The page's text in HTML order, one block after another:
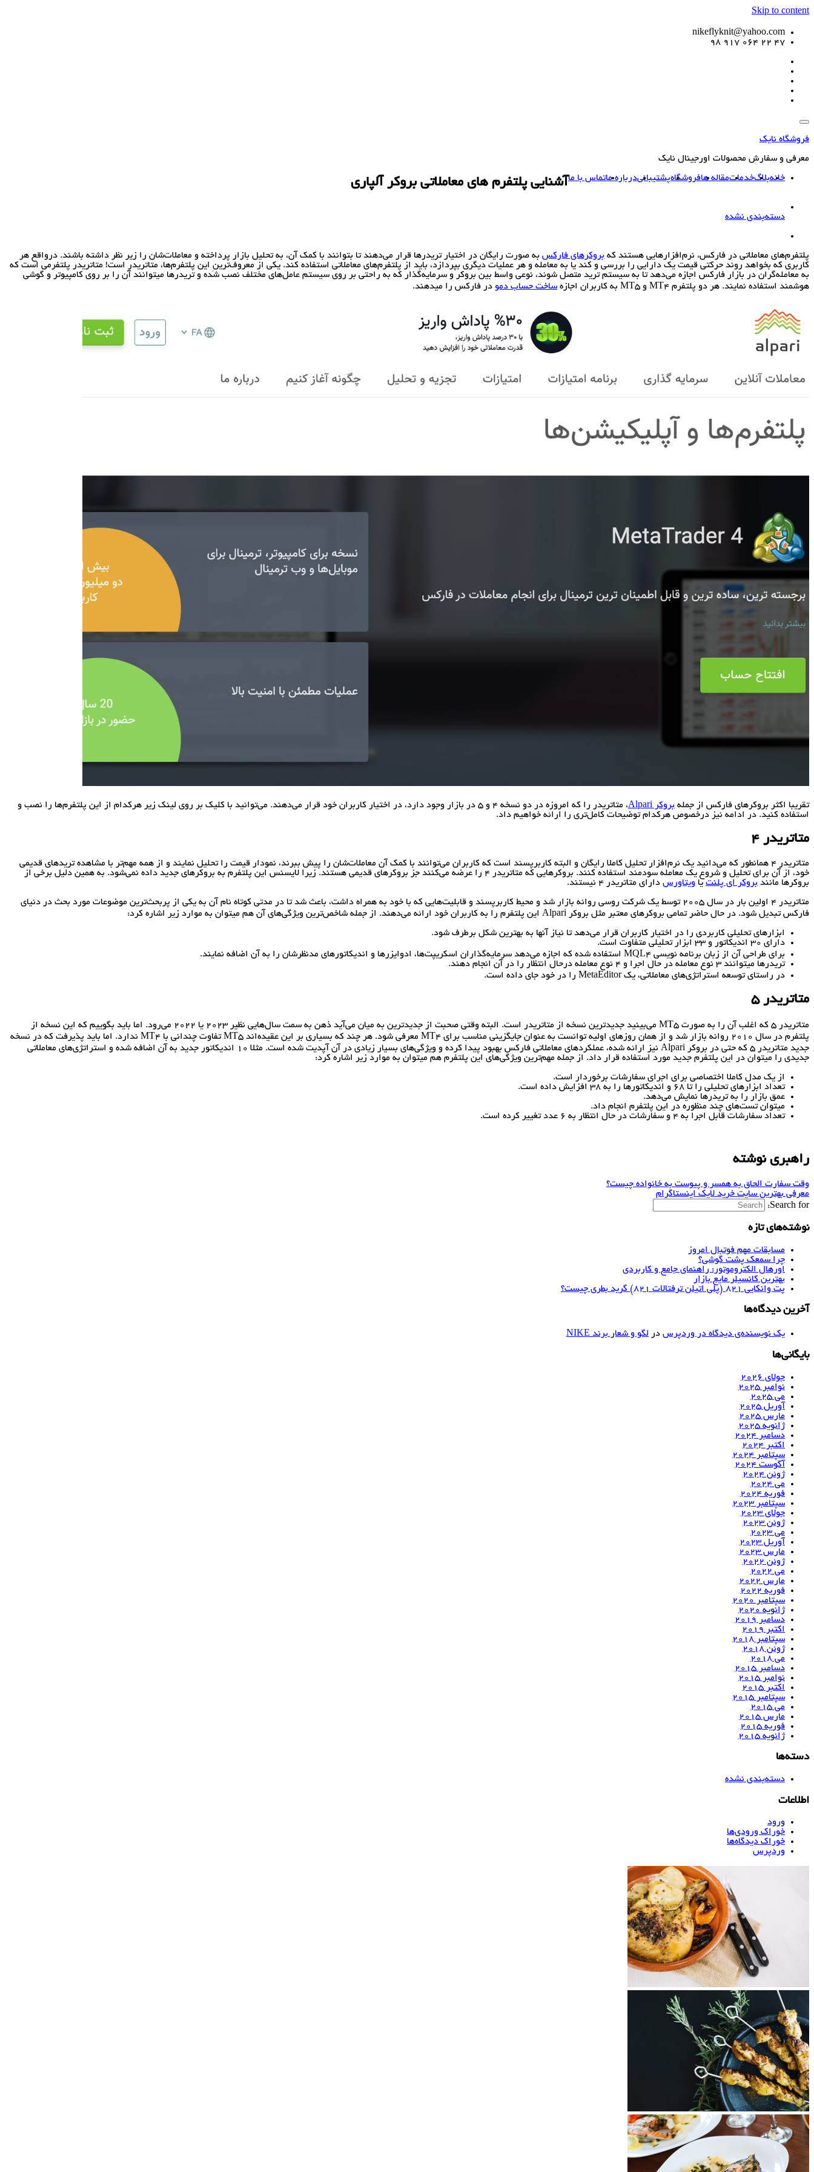
Skip to content
nikeflyknit@yahoo.com
47 22 064 917 98
فروشگاه نایک
معرفی و سفارش محصولات اورجینال نایک
خانهبلاگخدماتمقاله هافروشگاهپشتیبانیدرباره ماتماس با ماآشنایی پلتفرم های معاملاتی بروکر آلپاری
دسته‌بندی نشده
پلتفرم‌های معاملاتی در فارکس، نرم‌افزارهایی هستند که بروکرهای فارکس به صورت رایگان در اختیار تریدرها قرار می‌دهند تا بتوانند با کمک آن، به تحلیل بازار پرداخته و معاملات‌شان را زیر نظر داشته باشند. درواقع هر
کاربری که بخواهد روند حرکتی قیمت یک دارایی را بررسی و کند یا به معامله و هر عملیات دیگری بپردازد، باید از پلتفرم‌های معاملاتی استفاده کند. یکی از معروف‌ترینِ این پلتفرم‌ها، متاتریدر است! متاتریدر پلتفرمی است که
به معامله‌گران در بازار فارکس اجازه می‌دهد تا به سیستم ترید متصل شوند، نوعی واسط بین بروکر و سرمایه‌گذار که به راحتی بر روی سیستم عامل‌های مختلف نصب شده و تریدرها میتوانند آن را بر روی کامپیوتر و گوشی
هوشمند استفاده نمایند. هر دو پلتفرم MT4 و MT5 به کاربران اجازه
ساخت حساب دمو در فارکس را میدهند.
تقریبا اکثر بروکرهای فارکس از جمله بروکر Alpari
، متاتریدر را که امروزه در دو نسخه 4 و 5 در بازار وجود دارد، در اختیار کاربران خود قرار می‌دهند. می‌توانید با کلیک بر روی لینک زیر هرکدام از این پلتفرم‌ها را نصب و
استفاده کنید. در ادامه نیز درخصوص هرکدام توضیحات کامل‌تری را ارائه خواهیم داد.
متاتریدر ۴
متاتریدر 4 همانطور که می‌دانید یک نرم‌افزار تحلیل کاملا رایگان و البته کاربرپسند است که کاربران می‌توانند با کمک آن معاملات‌شان را پیش ببرند، نمودار قیمت را تحلیل نمایند و از همه مهم‌تر با مشاهده تریدهای قدیمی
خود، از آن برای تحلیل و شروع یک معامله سودمند استفاده کنند. بروکرهایی که متاتریدر ۴ را عرضه می‌کنند جز بروکرهای قدیمی هستند. زیرا لایسنس این پلتفرم به بروکرهای جدید داده نمی‌شود. به همین دلیل برخی از
بروکرها مانند بروکر ای پلنت یا ویتاورس دارای متاتریدر ۴ نیستند.
متاتریدر 4 اولین بار در سال 2005 توسط یک شرکت روسی روانه بازار شد و محیط کاربرپسند و قابلیت‌هایی که با خود به همراه داشت، باعث شد تا در مدتی کوتاه نام آن به یکی از پربحث‌ترین موضوعات مورد بحث در دنیای
فارکس تبدیل شود. در حال حاضر تمامی بروکرهای معتبر مثل بروکر Alpari این پلتفرم را به کاربران خود ارائه می‌دهند. از جمله شاخص‌ترین ویژگی‌های آن هم میتوان به موارد زیر اشاره کرد:
ابزارهای تحلیلی کاربردی را در اختیار کاربران قرار می‌دهد تا نیاز آنها به بهترین شکل برطرف شود.
دارای 30 اندیکاتور و 33 ابزار تحلیلی متفاوت است.
برای طراحی آن از زبان برنامه نویسی MQL4 استفاده شده که اجازه می‌دهد سرمایه‌گذاران اسکریپت‌ها، ادوایزرها و اندیکاتورهای مدنظرشان را به آن اضافه نمایند.
تریدرها میتوانند 3 نوع معامله در حال اجرا و 4 نوع معامله درحال انتظار را در آن انجام دهند.
در راستای توسعه استراتژی‌های معاملاتی، یک MetaEditor را در خود جای داده است.
متاتریدر ۵
متاتریدر 5 که اغلب آن را به صورت MT5 می‌بینید جدیدترین نسخه از متاتریدر است. البته وقتی صحبت از جدیدترین به میان می‌آید ذهن به سمت سال‌هایی نظیر 2023 یا 2022 می‌رود. اما باید بگوییم که این نسخه از
پلتفرم در سال 2010 روانه بازار شد و از همان روزهای اولیه توانست به عنوان جایگزینی مناسب برای MT4 معرفی شود. هر چند که بسیاری بر این عقیده‌اند MT5 تفاوت چندانی با MT4 ندارد. اما باید پذیرفت که در نسخه
جدید متاتریدر 5 که حتی در بروکر Alpari نیز ارائه شده، عملکردهای معاملاتی فارکس بهبود پیدا کرده و ویژگی‌های بسیار زیادی در آن آپدیت شده است. مثلا 10 اندیکاتور جدید به آن اضافه شده و استراتژی‌های معاملاتی
جدیدی را میتوان در این پلتفرم جدید مورد استفاده قرار داد. از جمله مهم‌ترین ویژگی‌های این پلتفرم هم میتوان به موارد زیر اشاره کرد:
از یک مدل کاملا اختصاصی برای اجرای سفارشات برخوردار است.
تعداد ابزارهای تحلیلی را تا 68 و اندیکاتورها را به 38 افزایش داده است.
عمق بازار را به تریدرها نمایش می‌دهد.
میتوان تست‌های چند منظوره در این پلتفرم انجام داد.
تعداد سفارشات قابل اجرا به 4 و سفارشات در حال انتظار به 6 عدد تغییر کرده است.
راهبری نوشته
وقت سفارت الحاق به همسر و پیوست به خانواده چیست؟
معرفی بهترین سایت خرید لایک اینستاگرام
Search for:
نوشته‌های تازه
مسابقات مهم فوتبال امروز
چرا سمعک پشت گوشی؟
اورهال الکتروموتور: راهنمای جامع و کاربردی
بهترین کانسیلر مایع بازار
پت وانکایی ۸۲۱ (پلی اتیلن ترفتالات ۸۲۱) گرید بطری چیست؟
آخرین دیدگاه‌ها
یک نویسنده‌ی دیدگاه در وردپرس در لگو و شعار برند NIKE
بایگانی‌ها
جولای 2026
نوامبر 2025
می 2025
آوریل 2025
مارس 2025
ژانویه 2025
دسامبر 2024
اکتبر 2024
سپتامبر 2024
آگوست 2024
ژوئن 2024
می 2024
فوریه 2024
سپتامبر 2023
جولای 2023
ژوئن 2023
می 2023
آوریل 2023
مارس 2023
ژوئن 2022
می 2022
مارس 2022
فوریه 2022
سپتامبر 2020
ژانویه 2020
دسامبر 2019
اکتبر 2019
سپتامبر 2018
ژوئن 2018
می 2018
دسامبر 2015
نوامبر 2015
اکتبر 2015
سپتامبر 2015
می 2015
مارس 2015
فوریه 2015
ژانویه 2015
دسته‌ها
دسته‌بندی نشده
اطلاعات
ورود
خوراک ورودی‌ها
خوراک دیدگاه‌ها
وردپرس